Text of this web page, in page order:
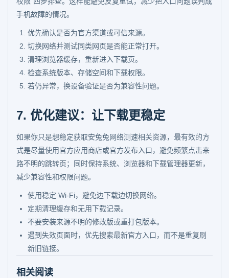
手机故障的情况。
优先确认是否为官方渠道或可信来源。
切换网络并测试同类网页是否能正常打开。
清理浏览器缓存，重新进入下载页。
检查系统版本、存储空间和下载权限。
若仍异常，换设备验证是否为兼容性问题。
7. 优化建议：让下载更稳定
如果你只是想稳定获取安兔兔网络测速相关资源，最有效的方
式是尽量使用官方应用商店或官方发布入口，避免频繁点击来
路不明的跳转页；同时保持系统、浏览器和下载管理器更新，
减少兼容性和权限问题。
使用稳定 Wi-Fi，避免边下载边切换网络。
定期清理缓存和无用下载记录。
不要安装来源不明的修改版或重打包版本。
遇到失效页面时，优先搜索最新官方入口，而不是重复刷
新旧链接。
相关阅读